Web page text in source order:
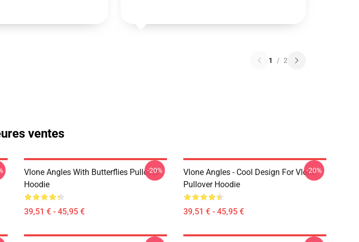
1 / 2
ventes
Vlone Angles With Butterflies Pullover
Hoodie
39,51 € - 45,95 €
-20%
Vlone Angles - Cool Design For Vlone
Pullover Hoodie
39,51 € - 45,95 €
-20%